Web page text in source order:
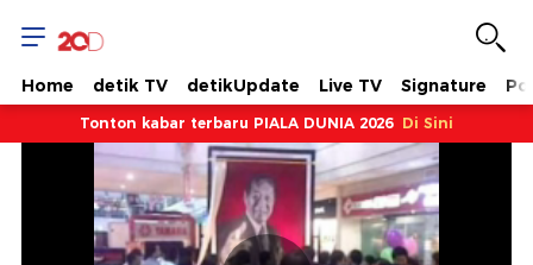
Home detik TV detikUpdate Live TV Signature
Tonton kabar terbaru PIALA DUNIA 2026 Di Sini